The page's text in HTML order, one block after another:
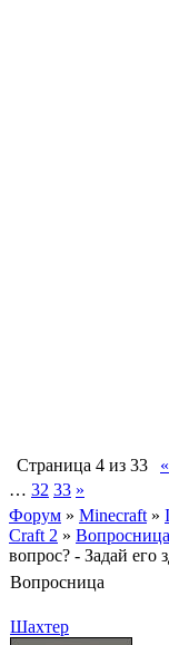
Страница 4 из 33 «
… 32 33 »
Форум » Minecraft »
Craft 2 » Вопросница
вопрос? - Задай его
Вопросница
Шахтер